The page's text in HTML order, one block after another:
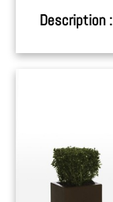
Description :